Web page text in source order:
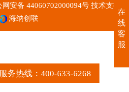
务热线：400-633-6268
网安备 44060702000094号 技术支持：
海纳创联
在
线
客
服